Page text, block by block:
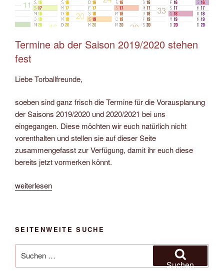
Termine ab der Saison 2019/2020 stehen
fest
Liebe Torballfreunde,
soeben sind ganz frisch die Termine für die Vorausplanung
der Saisons 2019/2020 und 2020/2021 bei uns
eingegangen. Diese möchten wir euch natürlich nicht
vorenthalten und stellen sie auf dieser Seite
zusammengefasst zur Verfügung, damit ihr euch diese
bereits jetzt vormerken könnt.
„Neue
Sasison
2020/2021“
weiterlesen
SEITENWEITE SUCHE
nach:
Suchen